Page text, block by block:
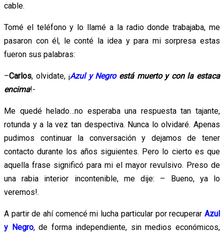
cable.
Tomé el teléfono y lo llamé a la radio donde trabajaba, me
pasaron con él, le conté la idea y para mi sorpresa estas
fueron sus palabras:
–Carlos, olvidate, ¡Azul y Negro está muerto y con la estaca
encima!-
Me quedé helado…no esperaba una respuesta tan tajante,
rotunda y a la vez tan despectiva. Nunca lo olvidaré. Apenas
pudimos continuar la conversación y dejamos de tener
contacto durante los años siguientes. Pero lo cierto es que
aquella frase significó para mi el mayor revulsivo. Preso de
una rabia interior incontenible, me dije: – Bueno, ya lo
veremos!.
A partir de ahí comencé mi lucha particular por recuperar Azul
y Negro, de forma independiente, sin medios económicos,